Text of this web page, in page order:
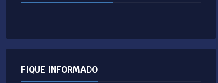
FIQUE INFORMADO